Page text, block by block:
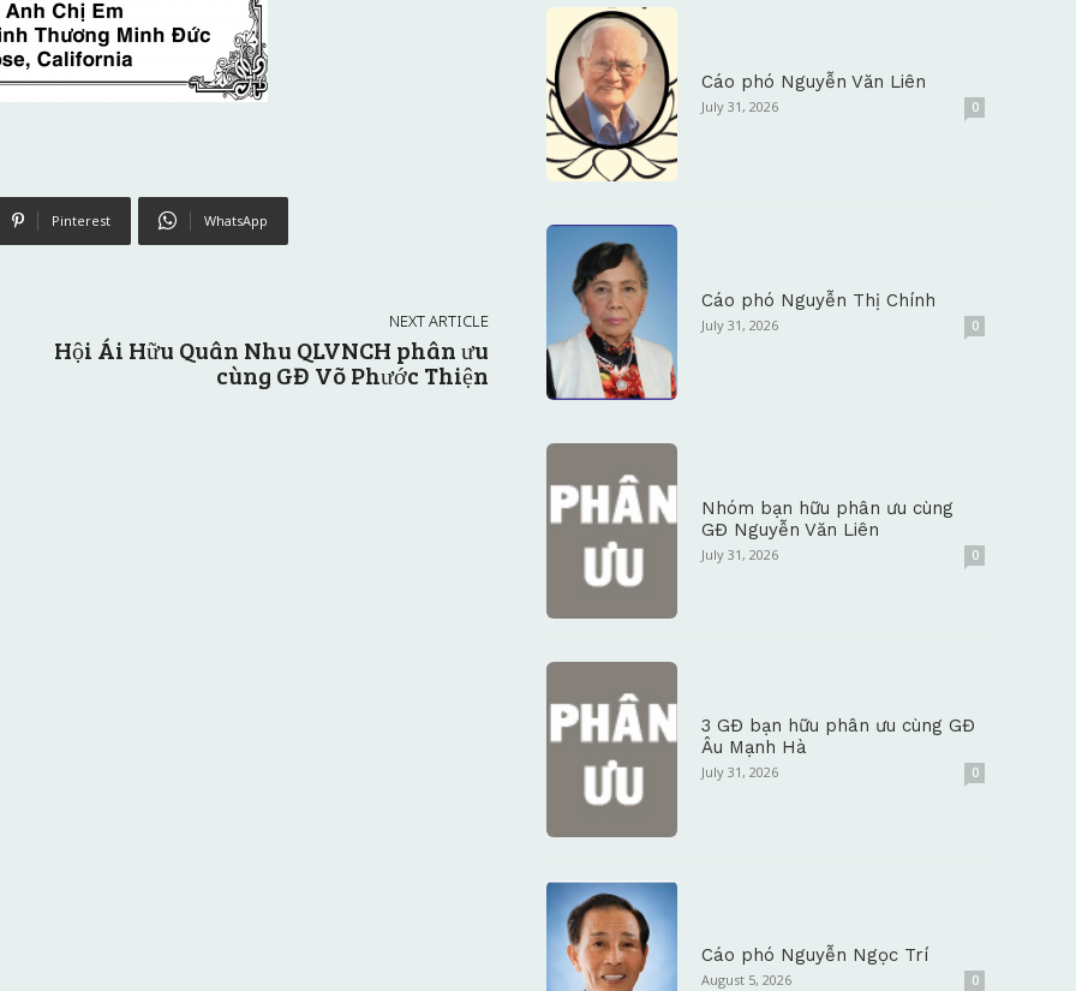
Pinterest WhatsApp
NEXT ARTICLE
Hội Ái Hữu Quân Nhu QLVNCH phân ưu
cùng GĐ Võ Phước Thiện
Cáo phó Nguyễn Văn Liên
July 31, 2026 0
Cáo phó Nguyễn Thị Chính
July 31, 2026 0
Nhóm bạn hữu phân ưu cùng
GĐ Nguyễn Văn Liên
July 31, 2026 0
3 GĐ bạn hữu phân ưu cùng GĐ
Âu Mạnh Hà
July 31, 2026 0
Cáo phó Nguyễn Ngọc Trí
August 5, 2026 0